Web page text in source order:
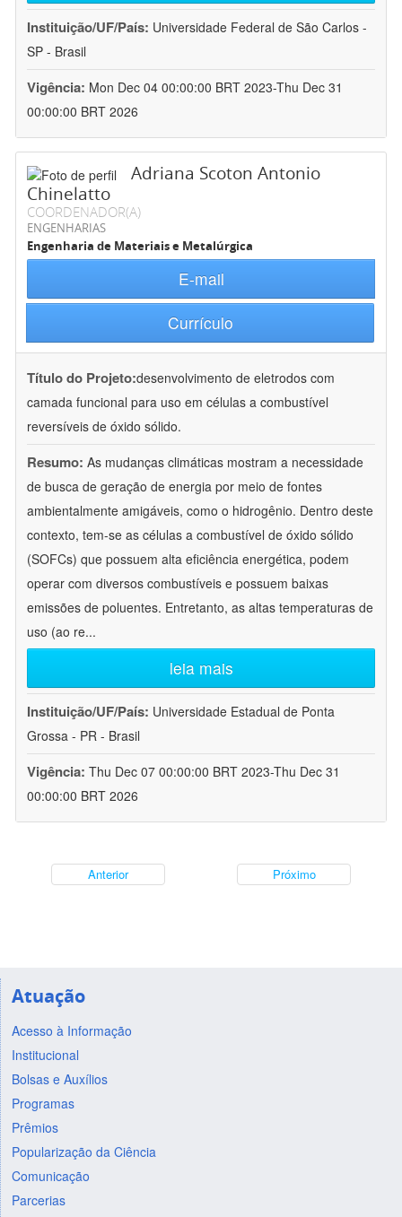
Instituição/UF/País: Universidade Federal de São Carlos -
SP - Brasil
Vigência: Mon Dec 04 00:00:00 BRT 2023-Thu Dec 31
00:00:00 BRT 2026
Adriana Scoton Antonio
Chinelatto
COORDENADOR(A)
ENGENHARIAS
Engenharia de Materiais e Metalúrgica
E-mail
Currículo
Título do Projeto:desenvolvimento de eletrodos com
camada funcional para uso em células a combustível
reversíveis de óxido sólido.
Resumo: As mudanças climáticas mostram a necessidade
de busca de geração de energia por meio de fontes
ambientalmente amigáveis, como o hidrogênio. Dentro deste
contexto, tem-se as células a combustível de óxido sólido
(SOFCs) que possuem alta eficiência energética, podem
operar com diversos combustíveis e possuem baixas
emissões de poluentes. Entretanto, as altas temperaturas de
uso (ao re...
leia mais
Instituição/UF/País: Universidade Estadual de Ponta
Grossa - PR - Brasil
Vigência: Thu Dec 07 00:00:00 BRT 2023-Thu Dec 31
00:00:00 BRT 2026
Anterior Próximo
Atuação
Acesso à Informação
Institucional
Bolsas e Auxílios
Programas
Prêmios
Popularização da Ciência
Comunicação
Parcerias